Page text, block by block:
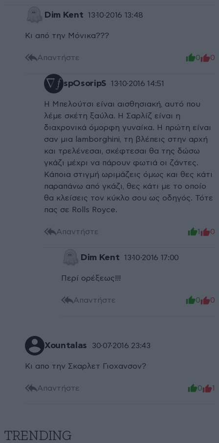
Dim Kent 13·10·2016 13:48
Κι από την Μόνικα???
Απαντήστε 0 0
spΟsoripS 13·10·2016 14:51
H Μπελούτσι είναι αισθησιακή, αυτό που
λέμε σκέτη ξαύλα. Η Σαρλίζ είναι η
διαχρονικά όμορφη γυναίκα. H πρώτη είναι
σαν μια lamborghini, τη βλέπεις στην αρχή
και τρελένεσαι, σκέφτεσαι θα της δώσω
γκάζι μέχρι να πάρουν φωτιά οι ζάντες.
Κάποια στιγμή ωριμάζεις όμως και θες κάτι
παραπάνω από γκάζι, θες κάτι με το οποίο
θα κλείσεις τον κύκλο σου ως οδηγός. Τότε
πας σε Rolls Royce.
Απαντήστε 1 0
Dim Kent 13·10·2016 17:00
Περί ορέξεως!!!
Απαντήστε 0 0
Xountalas 30·07·2016 23:43
Κι απο την Σκαρλετ Γιοχανσον?
Απαντήστε 0 1
TRENDING